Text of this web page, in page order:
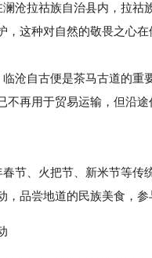
沧拉祜族自治县内，拉
，这种对自然的敬畏之心
自古便是茶马古道的重
不再用于贸易运输，但沿
、火把节、新米节等传
，品尝地道的民族美食，